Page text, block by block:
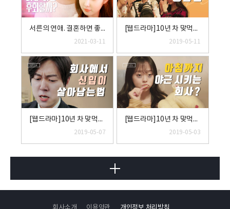
서른의 연애. 결혼하면 좋을까? [너와 결혼하기 싫은 8가지 이유] EP.1
2021-03-11
[웹드라마]10년 차 맞먹는 무면허(통합본) - 좌충우돌 스타트업 에이전시
2019-05-11
[웹드라마]10년 차 맞먹는 무면허(EP.06) - 회사에서 신입이 살아남는 법
2019-05-07
[웹드라마]10년 차 맞먹는 무면허(EP.05) - 아침까지 야근 시키는 회사?
2019-05-03